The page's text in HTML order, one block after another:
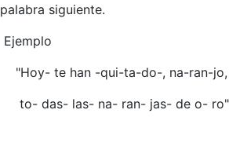
palabra siguiente.
Ejemplo
"Hoy- te han -qui-ta-do-, na-ran-jo,
to- das- las- na- ran- jas- de o-
Pedro